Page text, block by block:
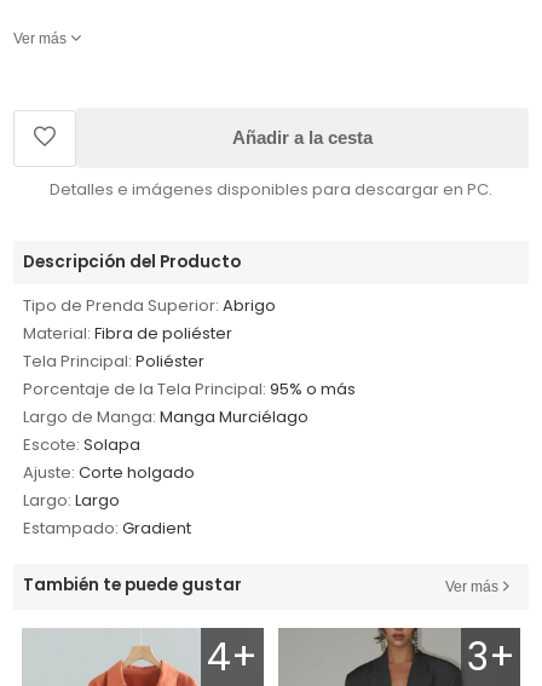
Ver más
Añadir a la cesta
Detalles e imágenes disponibles para descargar en PC.
Descripción del Producto
Tipo de Prenda Superior: Abrigo
Material: Fibra de poliéster
Tela Principal: Poliéster
Porcentaje de la Tela Principal: 95% o más
Largo de Manga: Manga Murciélago
Escote: Solapa
Ajuste: Corte holgado
Largo: Largo
Estampado: Gradient
También te puede gustar Ver más
4+ 3+